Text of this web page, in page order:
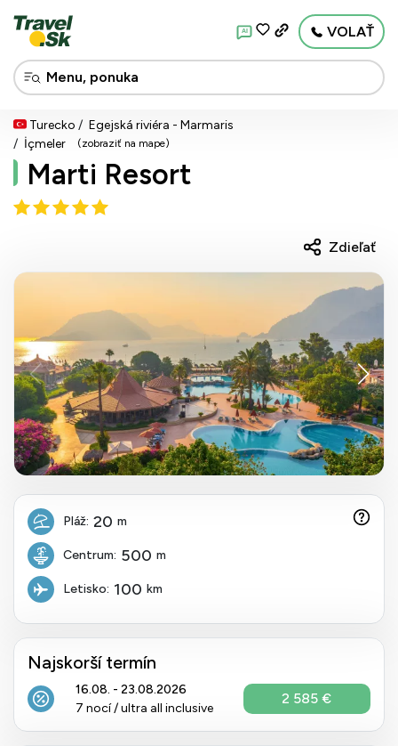
AI VOLAŤ
Turecko
Egejská riviéra - Marmaris
İçmeler
(zobraziť na mape)
Marti Resort
Zdieľať
Pláž: 20 m
Centrum: 500 m
Letisko: 100 km
Najskorší termín
16.08. - 23.08.2026
7 nocí / ultra all inclusive
2 585 €